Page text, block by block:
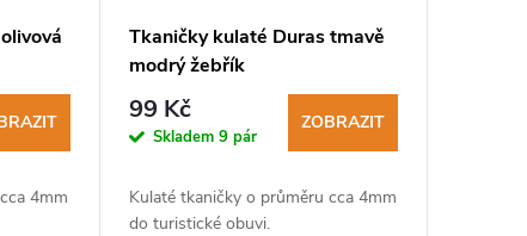
4mm
Tkaničky kulaté Duras tmavě
modrý žebřík
99 Kč
Skladem 9 pár
ZOBRAZIT
Kulaté tkaničky o průměru cca 4mm
do turistické obuvi.